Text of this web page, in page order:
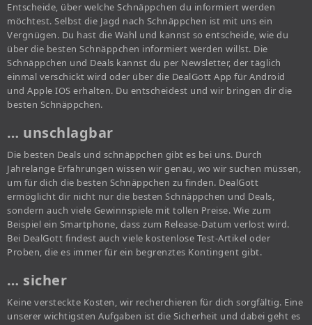
Entscheide, über welche Schnäppchen du informiert werden
möchtest. Selbst die Jagd nach Schnäppchen ist mit uns ein
Vergnügen. Du hast die Wahl und kannst so entscheide, wie du
über die besten Schnäppchen informiert werden willst. Die
Schnäppchen und Deals kannst du per Newsletter, der täglich
einmal verschickt wird oder über die DealGott App für Android
und Apple IOS erhalten. Du entscheidest und wir bringen dir die
besten Schnäppchen.
… unschlagbar
Die besten Deals und schnäppchen gibt es bei uns. Durch
Jahrelange Erfahrungen wissen wir genau, wo wir suchen müssen,
um für dich die besten Schnäppchen zu finden. DealGott
ermöglicht dir nicht nur die besten Schnäppchen und Deals,
sondern auch viele Gewinnspiele mit tollen Preise. Wie zum
Beispiel ein Smartphone, dass zum Release-Datum verlost wird.
Bei DealGott findest auch viele kostenlose Test-Artikel oder
Proben, die es immer für ein begrenztes Kontingent gibt.
… sicher
Keine versteckte Kosten, wir recherchieren für dich sorgfältig. Eine
unserer wichtigsten Aufgaben ist die Sicherheit und dabei geht es